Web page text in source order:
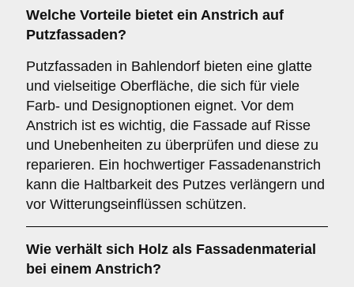
Welche Vorteile bietet ein Anstrich auf
Putzfassaden?
Putzfassaden in Bahlendorf bieten eine glatte
und vielseitige Oberfläche, die sich für viele
Farb- und Designoptionen eignet. Vor dem
Anstrich ist es wichtig, die Fassade auf Risse
und Unebenheiten zu überprüfen und diese zu
reparieren. Ein hochwertiger Fassadenanstrich
kann die Haltbarkeit des Putzes verlängern und
vor Witterungseinflüssen schützen.
Wie verhält sich Holz als Fassadenmaterial
bei einem Anstrich?